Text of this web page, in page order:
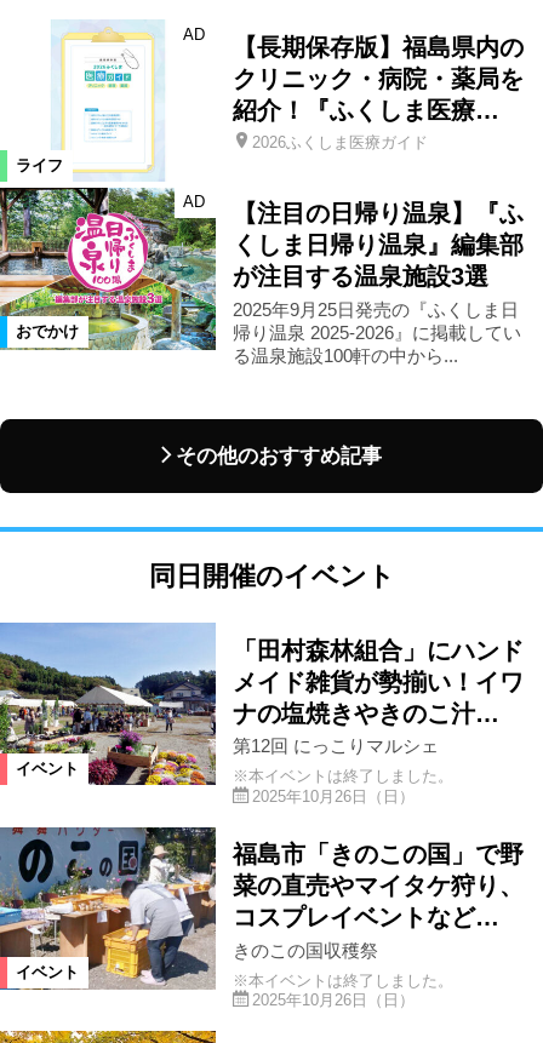
ライフ
AD
【長期保存版】福島県内の
クリニック・病院・薬局を
紹介！『ふくしま医療…
2026ふくしま医療ガイド
おでかけ
AD
【注目の日帰り温泉】『ふ
くしま日帰り温泉』編集部
が注目する温泉施設3選
2025年9月25日発売の『ふくしま日
帰り温泉 2025-2026』に掲載してい
る温泉施設100軒の中から...
その他のおすすめ記事
同日開催のイベント
イベント
「田村森林組合」にハンド
メイド雑貨が勢揃い！イワ
ナの塩焼きやきのこ汁…
第12回 にっこりマルシェ
※本イベントは終了しました。
2025年10月26日（日）
イベント
福島市「きのこの国」で野
菜の直売やマイタケ狩り、
コスプレイベントなど…
きのこの国収穫祭
※本イベントは終了しました。
2025年10月26日（日）